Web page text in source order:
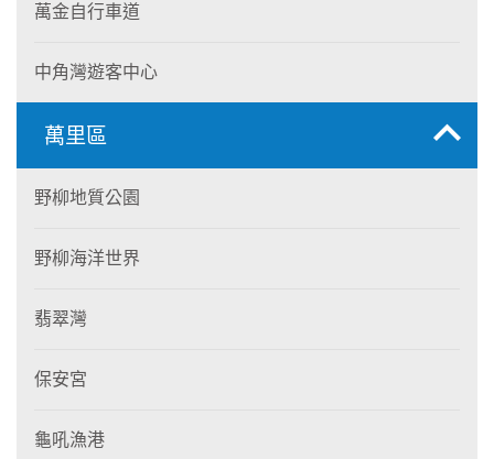
萬金自行車道
中角灣遊客中心
萬里區
野柳地質公園
野柳海洋世界
翡翠灣
保安宮
龜吼漁港